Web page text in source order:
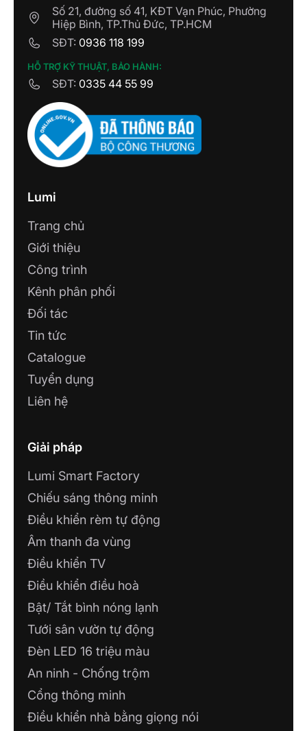
Số 21, đường số 41, KĐT Vạn Phúc, Phường
Hiệp Bình, TP.Thủ Đức, TP.HCM
SĐT: 0936 118 199
HỖ TRỢ KỸ THUẬT, BẢO HÀNH:
SĐT: 0335 44 55 99
Lumi
Trang chủ
Giới thiệu
Công trình
Kênh phân phối
Đối tác
Tin tức
Catalogue
Tuyển dụng
Liên hệ
Giải pháp
Lumi Smart Factory
Chiếu sáng thông minh
Điều khiển rèm tự động
Âm thanh đa vùng
Điều khiển TV
Điều khiển điều hoà
Bật/ Tắt bình nóng lạnh
Tưới sân vườn tự động
Đèn LED 16 triệu màu
An ninh - Chống trộm
Cổng thông minh
Điều khiển nhà bằng giọng nói